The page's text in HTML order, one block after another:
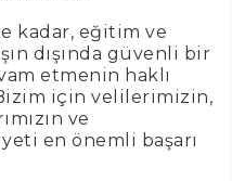
kadar, eğitim ve
dışında güvenli bir
etmenin haklı
için velilerimizin,
ve
en önemli başarı